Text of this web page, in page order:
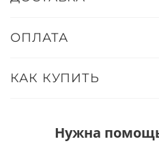
ОПЛАТА
КАК КУПИТЬ
Нужна